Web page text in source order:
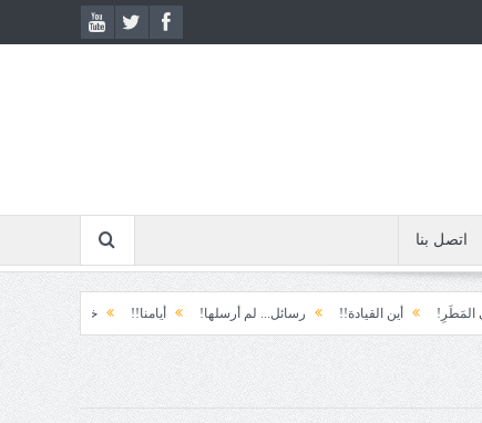
اتصل بنا
أين القيادة!! رسائل... لم أرسلها! أيامنا!! خيبة الأمل.... الأولى!